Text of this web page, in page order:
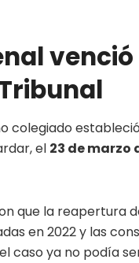
venció
colegiado
el 23 de marzo
que la reapertura
en 2022 y las
caso ya no podía